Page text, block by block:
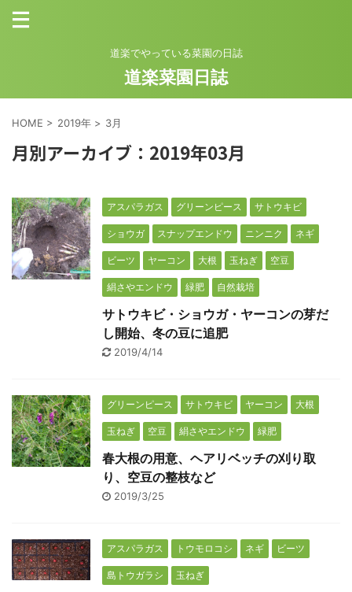
道楽でやっている菜園の日誌
道楽菜園日誌
HOME > 2019年 > 3月
月別アーカイブ：2019年03月
アスパラガス グリーンピース サトウキビ
ショウガ スナップエンドウ ニンニク ネギ
ビーツ ヤーコン 大根 玉ねぎ 空豆
絹さやエンドウ 緑肥 自然栽培
サトウキビ・ショウガ・ヤーコンの芽だ
し開始、冬の豆に追肥
2019/4/14
グリーンピース サトウキビ ヤーコン 大根
玉ねぎ 空豆 絹さやエンドウ 緑肥
春大根の用意、ヘアリベッチの刈り取
り、空豆の整枝など
2019/3/25
アスパラガス トウモロコシ ネギ ビーツ
島トウガラシ 玉ねぎ